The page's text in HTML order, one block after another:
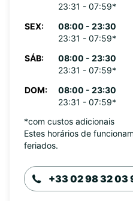
23:31 - 07:59*
SEX:
08:00 - 23:30
23:31 - 07:59*
SÁB:
08:00 - 23:30
23:31 - 07:59*
DOM:
08:00 - 23:30
23:31 - 07:59*
*com custos adicionais
Estes horários de
feriados.
+33 02 98 32 03